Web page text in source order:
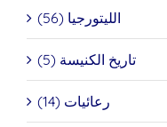
الليتورجيا (56)
تاريخ الكنيسة (5)
رعائيات (14)